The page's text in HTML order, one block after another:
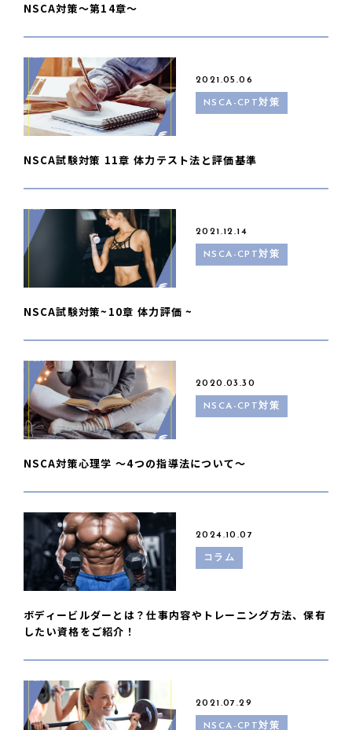
NSCA対策〜第14章〜
2021.05.06
NSCA-CPT対策
NSCA試験対策 11章 体力テスト法と評価基準
2021.12.14
NSCA-CPT対策
NSCA試験対策~10章 体力評価 ~
2020.03.30
NSCA-CPT対策
NSCA対策心理学 〜4つの指導法について〜
2024.10.07
コラム
ボディービルダーとは？仕事内容やトレーニング方法、保有
したい資格をご紹介！
2021.07.29
NSCA-CPT対策